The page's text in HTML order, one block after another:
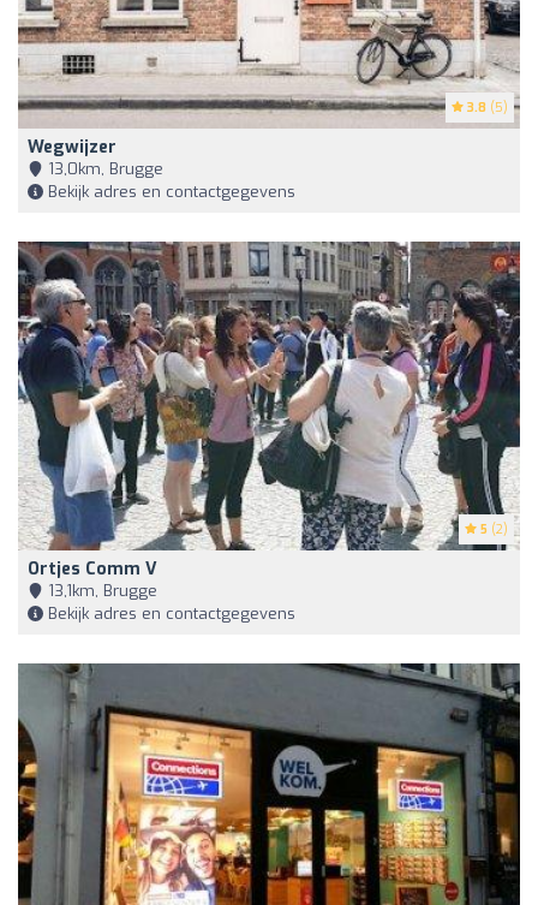
3.8 (5)
Wegwijzer
13,0km, Brugge
Bekijk adres en contactgegevens
5 (2)
Ortjes Comm V
13,1km, Brugge
Bekijk adres en contactgegevens